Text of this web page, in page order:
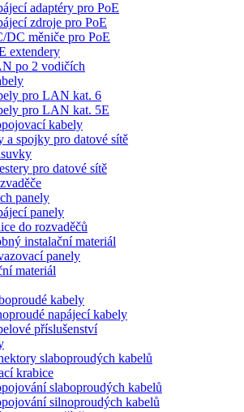
adaptéry pro PoE
zdroje pro PoE
DC měniče pro PoE
extendery
po 2 vodičích
pro LAN kat. 6
pro LAN kat. 5E
kabely
a spojky pro datové sítě
pro datové sítě
panely
panely
do rozvaděčů
instalační materiál
panely
materiál
kabely
napájecí kabely
příslušenství
slaboproudých kabelů
krabice
slaboproudých kabelů
silnoproudých kabelů